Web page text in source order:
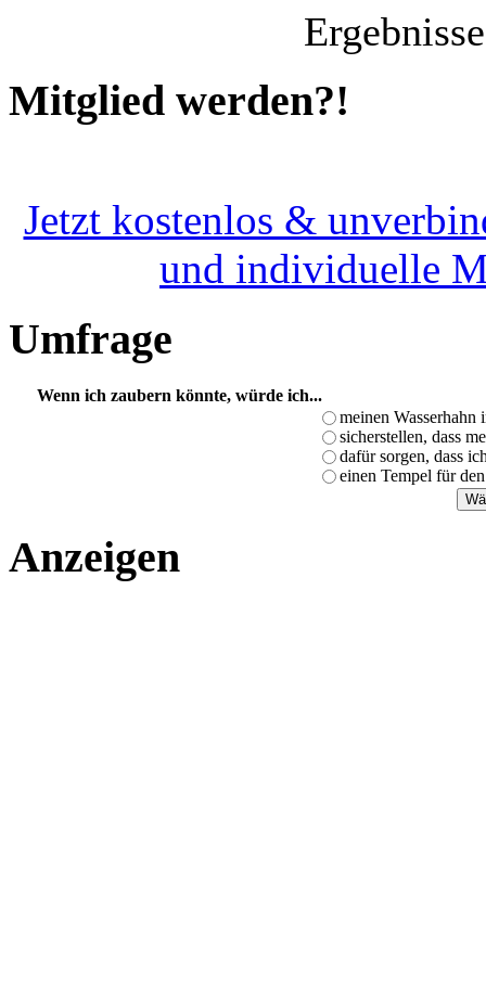
Mitglied werden?!
Jetzt kostenlos &
und individuelle
Umfrage
Wenn ich zaubern könnte, würde ich...
meinen
sicherstellen, dass
dafür sorgen, dass
einen Tempel für
Anzeigen